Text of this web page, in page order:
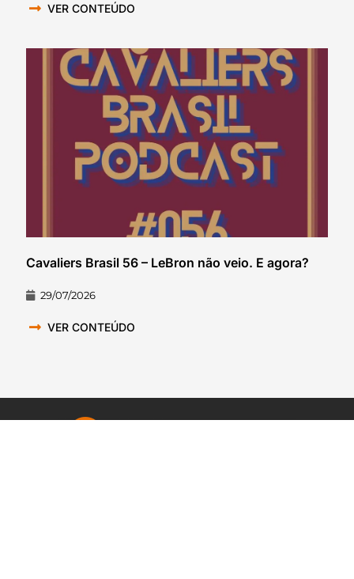
VER CONTEÚDO
Cavaliers Brasil 56 – LeBron não veio. E agora?
29/07/2026
VER CONTEÚDO